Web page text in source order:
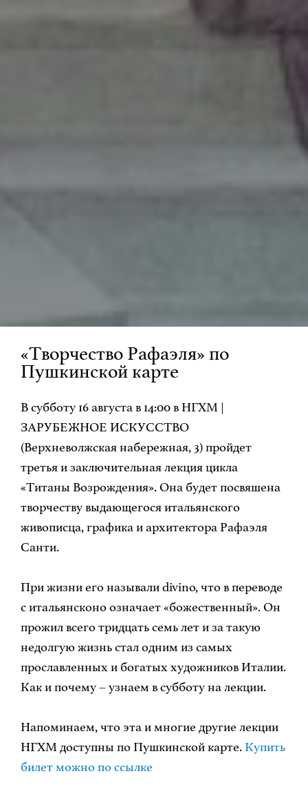
«Творчество Рафаэля» по
Пушкинской карте
В субботу 16 августа в 14:00 в НГХМ |
ЗАРУБЕЖНОЕ ИСКУССТВО
(Верхневолжская набережная, 3) пройдет
третья и заключительная лекция цикла
«Титаны Возрождения». Она будет посвяшена
творчеству выдающегося итальянского
живописца, графика и архитектора Рафаэля
Санти.
При жизни его называли divino, что в переводе
с итальянсконо означает «божественный». Он
прожил всего тридцать семь лет и за такую
недолгую жизнь стал одним из самых
прославленных и богатых художников Италии.
Как и почему – узнаем в субботу на лекции.
Напоминаем, что эта и многие другие лекции
НГХМ доступны по Пушкинской карте. Купить
билет можно по ссылке